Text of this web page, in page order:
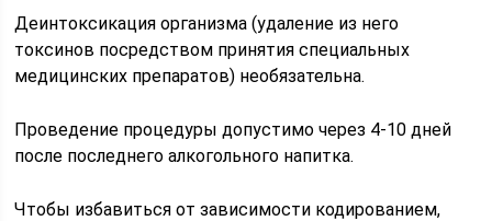
Деинтоксикация организма (удаление из него
токсинов посредством принятия специальных
медицинских препаратов) необязательна.
Проведение процедуры допустимо через 4-10 дней
после последнего алкогольного напитка.
Чтобы избавиться от зависимости кодированием,